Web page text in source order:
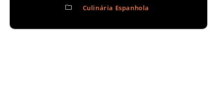
Culinária Espanhola